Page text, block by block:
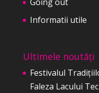
Informatii utile
Ultimele noutăți
Festivalul
Faleza Lacului